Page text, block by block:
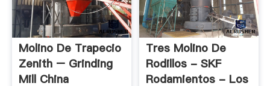
Molino De Trapecio
Zenith – Grinding
Mill China
Tres Molino De
Rodillos - SKF
Rodamientos - Los